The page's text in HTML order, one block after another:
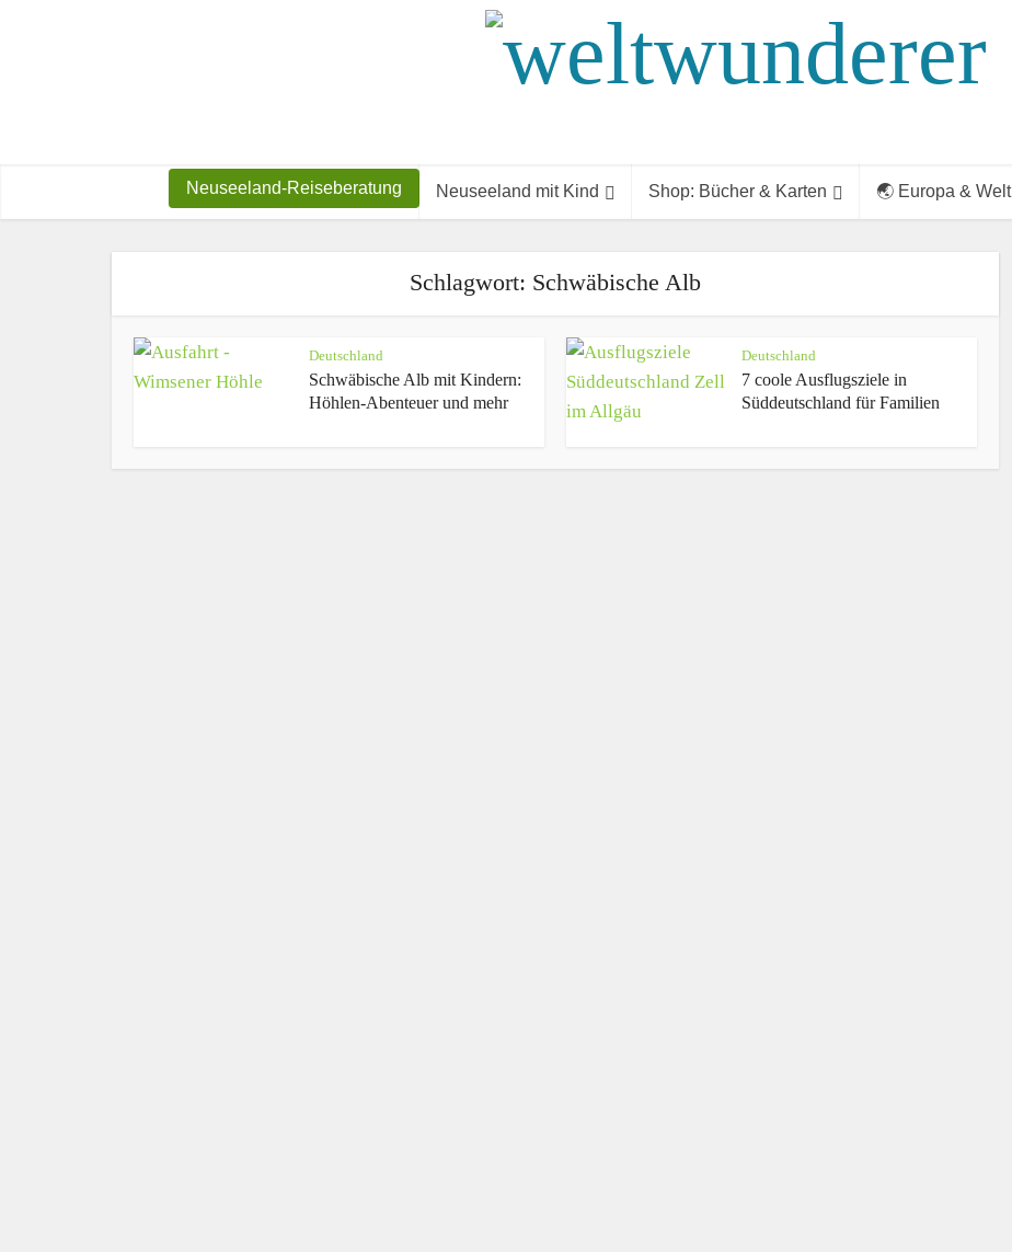
Neuseeland-Reiseberatung Neuseeland mit Kind Shop: Bücher & Karten 🌏 Europa & Welt
Schlagwort: Schwäbische Alb
Deutschland
Schwäbische Alb mit Kindern:
Höhlen-Abenteuer und mehr
Deutschland
7 coole Ausflugsziele in
Süddeutschland für Familien